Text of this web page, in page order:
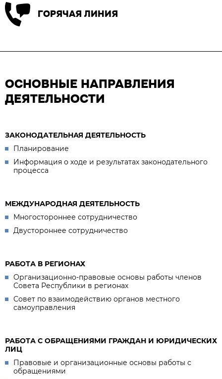
ГОРЯЧАЯ ЛИНИЯ
ОСНОВНЫЕ НАПРАВЛЕНИЯ
ДЕЯТЕЛЬНОСТИ
ЗАКОНОДАТЕЛЬНАЯ ДЕЯТЕЛЬНОСТЬ
Планирование
Информация о ходе и результатах законодательного
процесса
МЕЖДУНАРОДНАЯ ДЕЯТЕЛЬНОСТЬ
Многостороннее сотрудничество
Двустороннее сотрудничество
РАБОТА В РЕГИОНАХ
Организационно-правовые основы работы членов
Совета Республики в регионах
Совет по взаимодействию органов местного
самоуправления
РАБОТА С ОБРАЩЕНИЯМИ ГРАЖДАН И ЮРИДИЧЕСКИХ
ЛИЦ
Правовые и организационные основы работы с
обращениями